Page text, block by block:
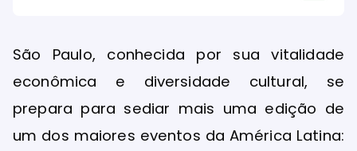
São Paulo, conhecida por sua vitalidade
econômica e diversidade cultural, se
prepara para sediar mais uma edição de
um dos maiores eventos da América Latina: